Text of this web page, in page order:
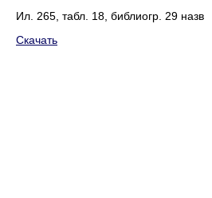
Ил. 265, табл. 18, библиогр. 29 назв
Скачать